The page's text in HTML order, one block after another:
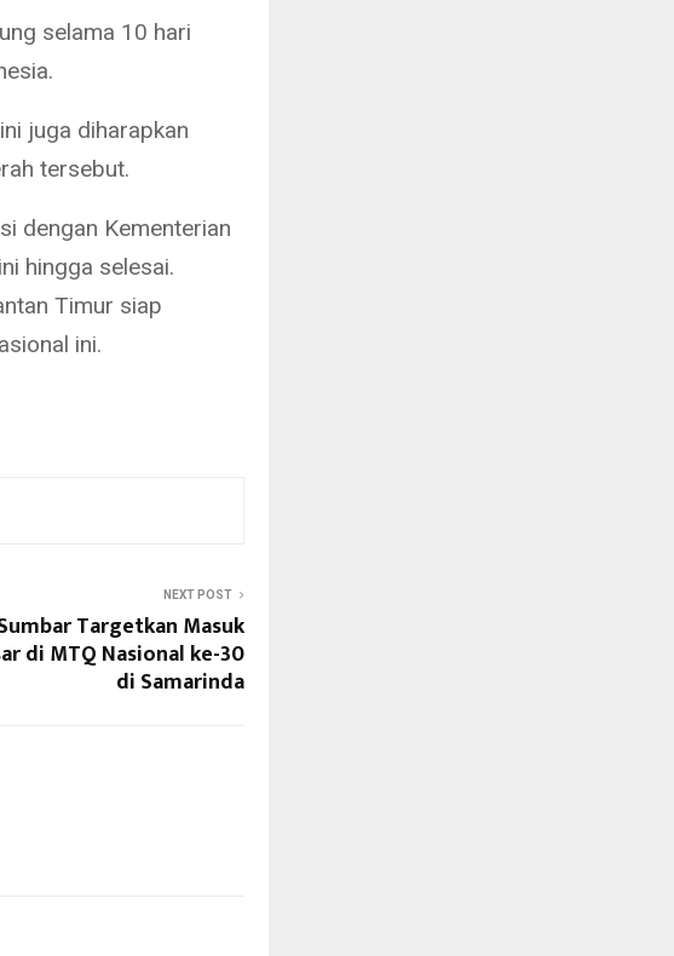
selama 10 hari
juga diharapkan
tersebut.
dengan Kementerian
hingga selesai.
Timur siap
ini.
NEXT POST
Targetkan Masuk
di MTQ Nasional ke-30
di Samarinda